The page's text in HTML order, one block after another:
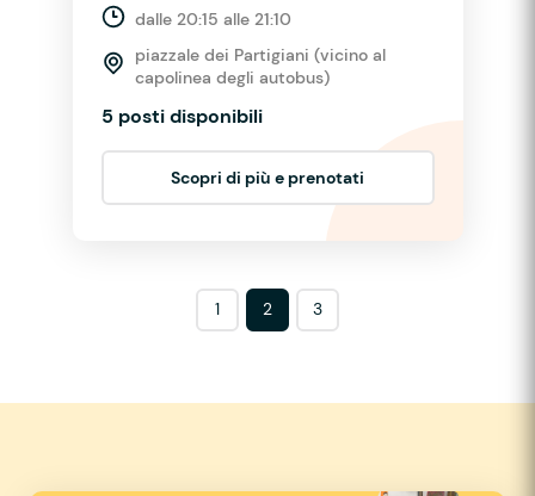
dalle 20:15 alle 21:10
piazzale dei Partigiani (vicino al
capolinea degli autobus)
5 posti disponibili
Scopri di più e prenotati
1 2 3